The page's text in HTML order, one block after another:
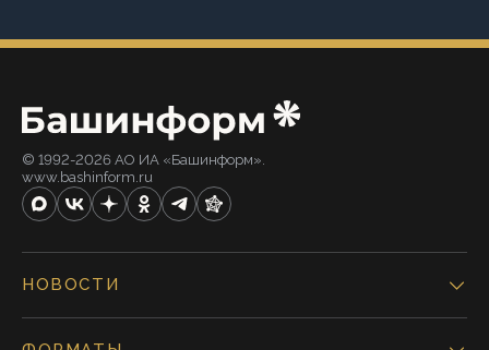
© 1992-2026 АО ИА «Башинформ».
www.bashinform.ru
НОВОСТИ